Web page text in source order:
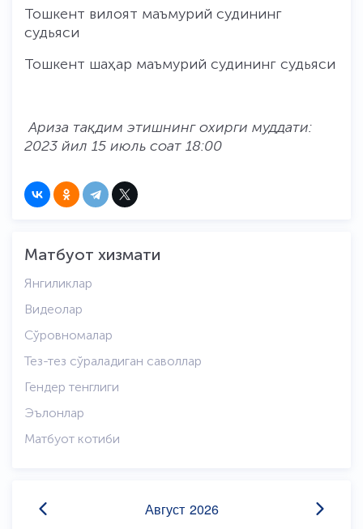
Тошкент вилоят маъмурий судининг
судьяси
Тошкент шаҳар маъмурий судининг судьяси
Ариза тақдим этишнинг охирги муддати:
2023 йил 15 июль соат 18:00
Матбуот хизмати
Янгиликлар
Видеолар
Сўровномалар
Тез-тез сўраладиган саволлар
Гендер тенглиги
Эълонлар
Матбуот котиби
Август 2026